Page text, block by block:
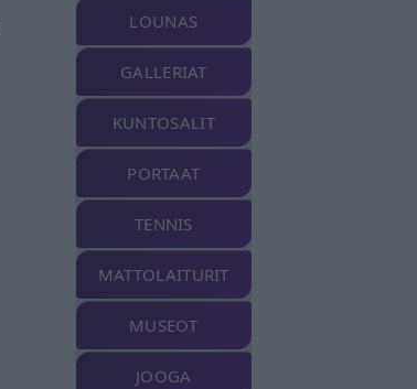
LOUNAS
GALLERIAT
KUNTOSALIT
PORTAAT
TENNIS
MATTOLAITURIT
MUSEOT
JOOGA